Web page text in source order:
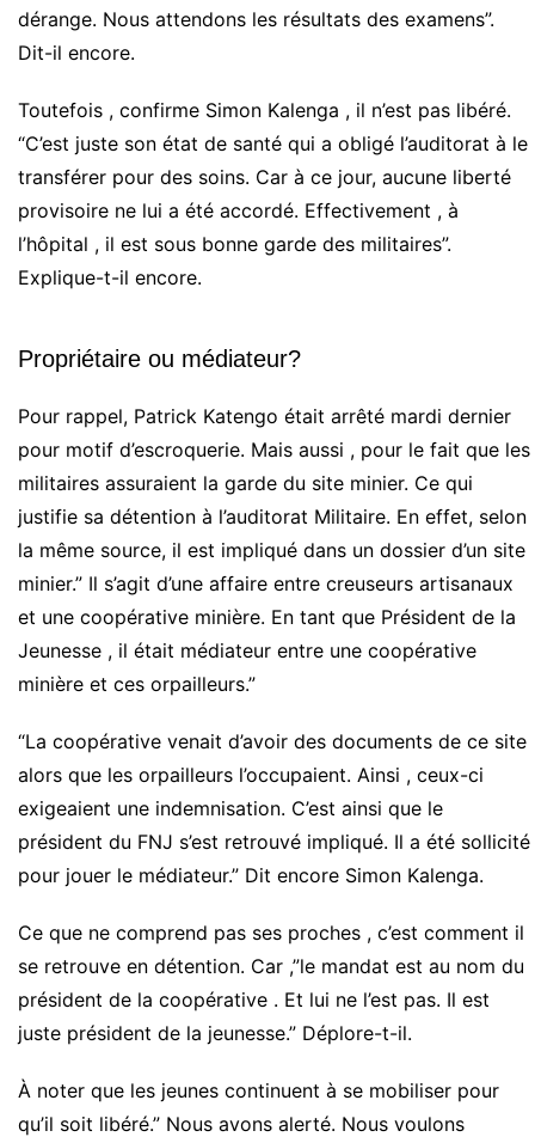
dérange. Nous attendons les résultats des examens”.
Dit-il encore.
Toutefois , confirme Simon Kalenga , il n’est pas libéré.
“C’est juste son état de santé qui a obligé l’auditorat à le
transférer pour des soins. Car à ce jour, aucune liberté
provisoire ne lui a été accordé. Effectivement , à
l’hôpital , il est sous bonne garde des militaires”.
Explique-t-il encore.
Propriétaire ou médiateur?
Pour rappel, Patrick Katengo était arrêté mardi dernier
pour motif d’escroquerie. Mais aussi , pour le fait que les
militaires assuraient la garde du site minier. Ce qui
justifie sa détention à l’auditorat Militaire. En effet, selon
la même source, il est impliqué dans un dossier d’un site
minier.” Il s’agit d’une affaire entre creuseurs artisanaux
et une coopérative minière. En tant que Président de la
Jeunesse , il était médiateur entre une coopérative
minière et ces orpailleurs.”
“La coopérative venait d’avoir des documents de ce site
alors que les orpailleurs l’occupaient. Ainsi , ceux-ci
exigeaient une indemnisation. C’est ainsi que le
président du FNJ s’est retrouvé impliqué. Il a été sollicité
pour jouer le médiateur.” Dit encore Simon Kalenga.
Ce que ne comprend pas ses proches , c’est comment il
se retrouve en détention. Car ,”le mandat est au nom du
président de la coopérative . Et lui ne l’est pas. Il est
juste président de la jeunesse.” Déplore-t-il.
À noter que les jeunes continuent à se mobiliser pour
qu’il soit libéré.” Nous avons alerté. Nous voulons